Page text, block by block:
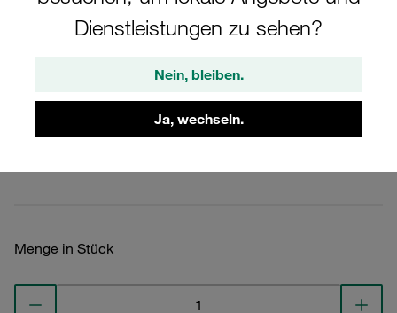
Dienstleistungen zu sehen?
Nein, bleiben.
Ja, wechseln.
Schlitzschraube
SP-323-PP-LI-M-W10
STAUFF Materialnr. 1110000475
Menge in Stück